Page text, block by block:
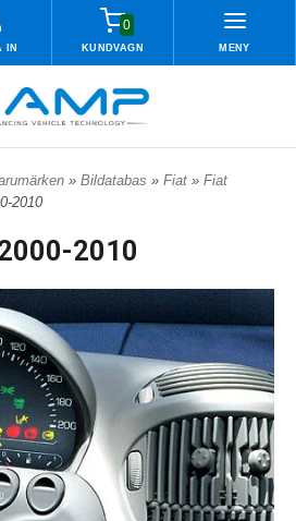
IN
0
KUNDVAGN MENY
» Bildatabas » Fiat » Fiat
2010
2010